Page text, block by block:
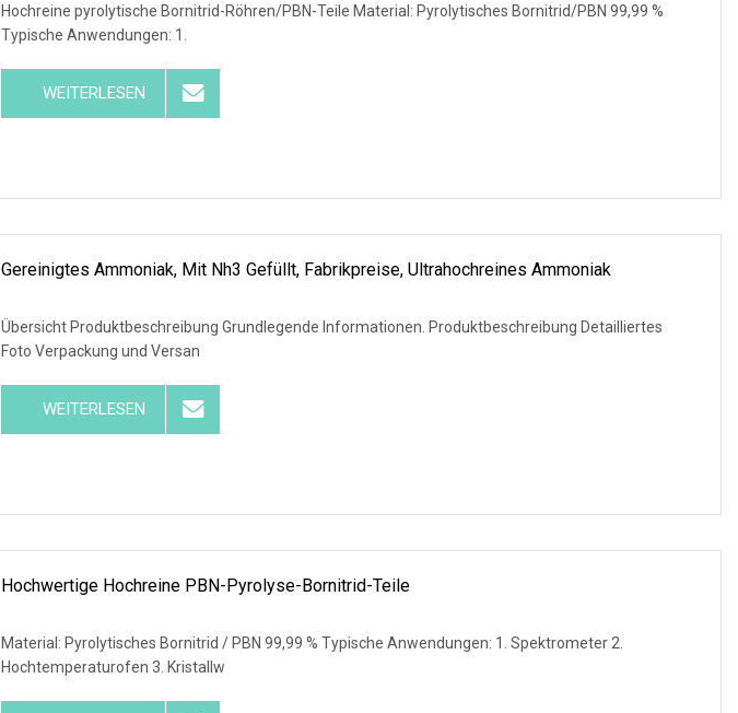
Hochreine pyrolytische Bornitrid-Röhren/PBN-Teile Material: Pyrolytisches Bornitrid/PBN 99,99 %
Typische Anwendungen: 1.
WEITERLESEN
Gereinigtes Ammoniak, Mit Nh3 Gefüllt, Fabrikpreise, Ultrahochreines Ammoniak
Übersicht Produktbeschreibung Grundlegende Informationen. Produktbeschreibung Detailliertes
Foto Verpackung und Versan
WEITERLESEN
Hochwertige Hochreine PBN-Pyrolyse-Bornitrid-Teile
Material: Pyrolytisches Bornitrid / PBN 99,99 % Typische Anwendungen: 1. Spektrometer 2.
Hochtemperaturofen 3. Kristallw